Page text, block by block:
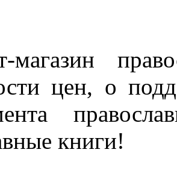
магазин
цен, о
книги!